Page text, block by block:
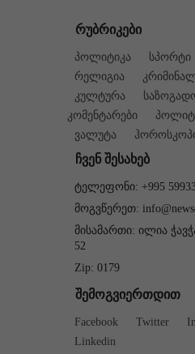
რუბრიკები
პოლიტიკა სპორტი
რელიგია
კულტურა
კომენტარები
ვალუტა
ჩვენ შესახებ
ტელეფონი: +995
მოგვწერეთ:
მისამართი: ილია
52
Zip: 0179
შემოგვიერთდით
Facebook Twitter
Linkedin